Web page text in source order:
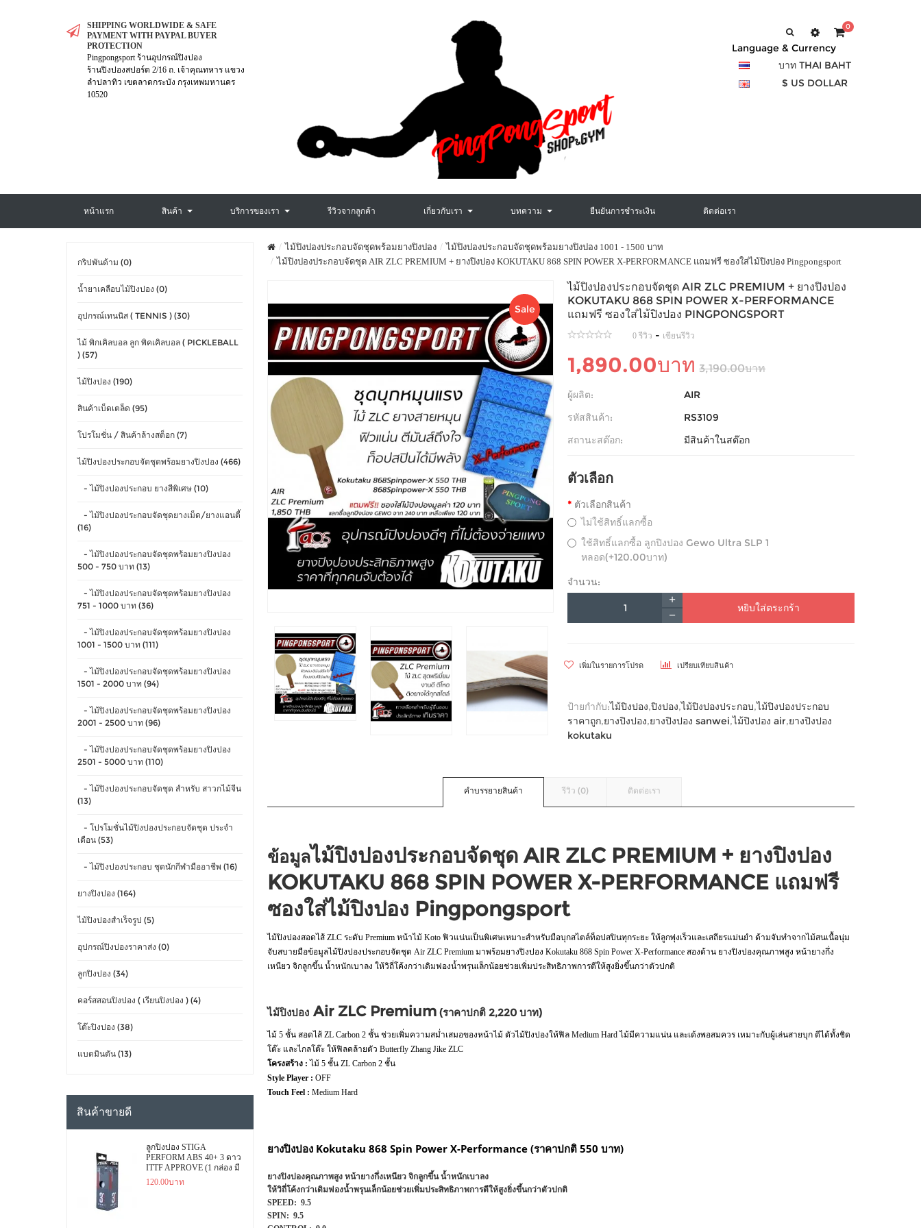
SHIPPING WORLDWIDE & SAFE
PAYMENT WITH PAYPAL BUYER
PROTECTION
Pingpongsport ร้านอุปกรณ์ปิงปอง
ร้านปิงปองสปอร์ต 2/16 ถ. เจ้าคุณทหาร แขวง
ลำปลาทิว เขตลาดกระบัง กรุงเทพมหานคร
10520
0
Language & Currency
บาท THAI BAHT
$ US DOLLAR
หน้าแรก สินค้า บริการของเรา รีวิวจากลูกค้า เกี่ยวกับเรา บทความ ยืนยันการชำระเงิน ติดต่อเรา
กริปพันด้าม (0)
น้ำยาเคลือบไม้ปิงปอง (0)
อุปกรณ์เทนนิส ( TENNIS ) (30)
ไม้ พิกเคิลบอล ลูก พิคเคิลบอล ( PICKLEBALL
) (57)
ไม้ปิงปอง (190)
สินค้าเบ็ดเตล็ด (95)
โปรโมชั่น / สินค้าล้างสต็อก (7)
ไม้ปิงปองประกอบจัดชุดพร้อมยางปิงปอง (466)
- ไม้ปิงปองประกอบ ยางสีพิเศษ (10)
- ไม้ปิงปองประกอบจัดชุดยางเม็ด/ยางแอนตี้
(16)
- ไม้ปิงปองประกอบจัดชุดพร้อมยางปิงปอง
500 - 750 บาท (13)
- ไม้ปิงปองประกอบจัดชุดพร้อมยางปิงปอง
751 - 1000 บาท (36)
- ไม้ปิงปองประกอบจัดชุดพร้อมยางปิงปอง
1001 - 1500 บาท (111)
- ไม้ปิงปองประกอบจัดชุดพร้อมยางปิงปอง
1501 - 2000 บาท (94)
- ไม้ปิงปองประกอบจัดชุดพร้อมยางปิงปอง
2001 - 2500 บาท (96)
- ไม้ปิงปองประกอบจัดชุดพร้อมยางปิงปอง
2501 - 5000 บาท (110)
- ไม้ปิงปองประกอบจัดชุด สำหรับ สาวกไม้จีน
(13)
- โปรโมชั่นไม้ปิงปองประกอบจัดชุด ประจำ
เดือน (53)
- ไม้ปิงปองประกอบ ชุดนักกีฬามืออาชีพ (16)
ยางปิงปอง (164)
ไม้ปิงปองสำเร็จรูป (5)
อุปกรณ์ปิงปองราคาส่ง (0)
ลูกปิงปอง (34)
คอร์สสอนปิงปอง ( เรียนปิงปอง ) (4)
โต๊ะปิงปอง (38)
แบดมินตัน (13)
สินค้าขายดี
ลูกปิงปอง STIGA
PERFORM ABS 40+ 3 ดาว
ITTF APPROVE (1 กล่อง มี
3 ลูก)
120.00บาท
ไม้ปิงปองประกอบจัดชุดพร้อมยางปิงปอง
ไม้ปิงปองประกอบจัดชุดพร้อมยางปิงปอง 1001 - 1500 บาท
ไม้ปิงปองประกอบจัดชุด AIR ZLC PREMIUM + ยางปิงปอง KOKUTAKU 868 SPIN POWER X-PERFORMANCE แถมฟรี ซองใส่ไม้ปิงปอง Pingpongsport
Sale
ไม้ปิงปองประกอบจัดชุด AIR ZLC PREMIUM + ยางปิงปอง
KOKUTAKU 868 SPIN POWER X-PERFORMANCE
แถมฟรี ซองใส่ไม้ปิงปอง PINGPONGSPORT
0 รีวิว - เขียนรีวิว
1,890.00บาท 3,190.00บาท
ผู้ผลิต:
AIR
รหัสสินค้า:
RS3109
สถานะสต๊อก:
มีสินค้าในสต๊อก
ตัวเลือก
ตัวเลือกสินค้า
ไม่ใช้สิทธิ์แลกซื้อ
ใช้สิทธิ์แลกซื้อ ลูกปิงปอง Gewo Ultra SLP 1
หลอด(+120.00บาท)
จำนวน:
หยิบใส่ตระกร้า
เพิ่มในรายการโปรด เปรียบเทียบสินค้า
ป้ายกำกับ:ไม้ปิงปอง,ปิงปอง,ไม้ปิงปองประกอบ,ไม้ปิงปองประกอบ
ราคาถูก,ยางปิงปอง,ยางปิงปอง sanwei,ไม้ปิงปอง air,ยางปิงปอง
kokutaku
คำบรรยายสินค้า รีวิว (0) ติดต่อเรา
ข้อมูลไม้ปิงปองประกอบจัดชุด AIR ZLC PREMIUM + ยางปิงปอง
KOKUTAKU 868 SPIN POWER X-PERFORMANCE แถมฟรี
ซองใส่ไม้ปิงปอง Pingpongsport
ไม้ปิงปองสอดไส้ ZLC ระดับ Premium หน้าไม้ Koto ฟิวแน่นเป็นพิเศษเหมาะสำหรับมือบุกสไตล์ท็อปสปินทุกระยะ ให้ลูกพุ่งเร็วและเสถียรแม่นยำ ด้ามจับทำจากไม้สนเนื้อนุ่ม
จับสบายมือข้อมูลไม้ปิงปองประกอบจัดชุด Air ZLC Premium มาพร้อมยางปิงปอง Kokutaku 868 Spin Power X-Performance สองด้าน ยางปิงปองคุณภาพสูง หน้ายางกึ่ง
เหนียว จิกลูกขึ้น น้ำหนักเบาลง ให้วิถี่โค้งกว่าเดิมฟองน้ำพรุนเล็กน้อยช่วยเพิ่มประสิทธิภาพการตีให้สูงยิ่งขึ้นกว่าตัวปกติ
ไม้ปิงปองAir ZLC Premium(ราคาปกติ 2,220 บาท)
ไม้ 5 ชั้น สอดไส้ ZL Carbon 2 ชั้น ช่วยเพิ่มความสม่ำเสมอของหน้าไม้ ตัวไม้ปิงปองให้ฟิล Medium Hard ไม้มีความแน่น และเด้งพอสมควร เหมาะกับผู้เล่นสายบุก ตีได้ทั้งชิด
โต๊ะ และไกลโต๊ะ ให้ฟิลคล้ายตัว Butterfly Zhang Jike ZLC
โครงสร้าง : ไม้ 5 ชั้น ZL Carbon 2 ชั้น
Style Player : OFF
Touch Feel : Medium Hard
ยางปิงปอง Kokutaku 868 Spin Power X-Performance (ราคาปกติ 550 บาท)
ยางปิงปองคุณภาพสูง หน้ายางกึ่งเหนียว จิกลูกขึ้น น้ำหนักเบาลง
ให้วิถี่โค้งกว่าเดิมฟองน้ำพรุนเล็กน้อยช่วยเพิ่มประสิทธิภาพการตีให้สูงยิ่งขึ้นกว่าตัวปกติ
SPEED: 9.5
SPIN: 9.5